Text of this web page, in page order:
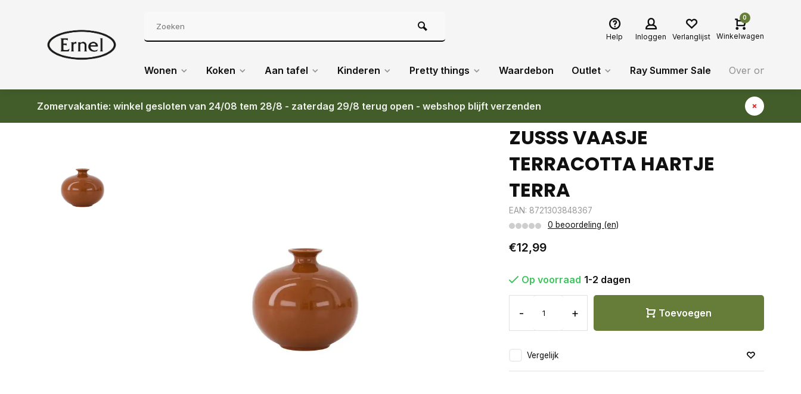
Help Inloggen Verlanglijst
0
Winkelwagen
Wonen Koken Aan tafel Kinderen Pretty things Waardebon Outlet Ray Summer Sale Over ons
Zomervakantie: winkel gesloten van 24/08 tem 28/8 - zaterdag 29/8 terug open - webshop blijft verzenden
Terug ZUSSS VAASJE TERRACOTTA HARTJE TERRA
ZUSSS VAASJE
TERRACOTTA HARTJE
TERRA
EAN: 8721303848367
0 beoordeling (en)
€12,99
Op voorraad 1-2 dagen
- + Toevoegen
Vergelijk